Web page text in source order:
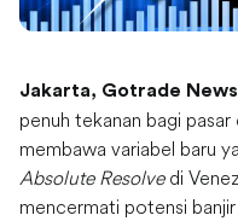
Jakarta, Gotrade News
penuh tekanan bagi
membawa variabel baru
Absolute Resolvedi
mencermati potensi